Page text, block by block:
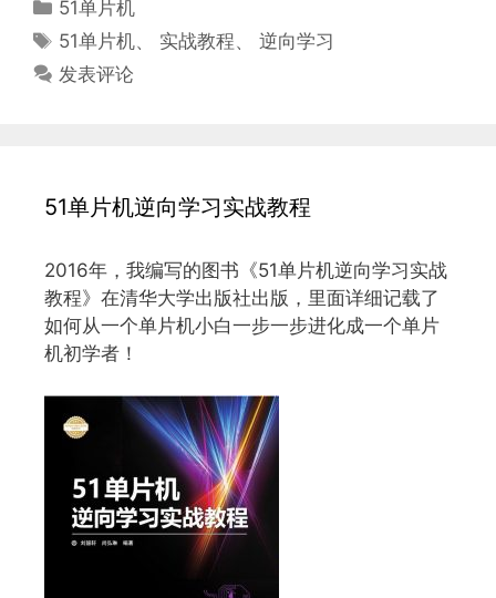
类
51单片机
标
签
51单片机、 实战教程、逆向学习
发表评论
51单片机逆向学习实战教程
2016年，我编写的图书《51单片机逆向学习实战
教程》在清华大学出版社出版，里面详细记载了
如何从一个单片机小白一步一步进化成一个单片
机初学者！